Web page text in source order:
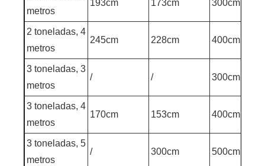
metros
193cm 173cm 300cm
2 toneladas, 4
metros
245cm 228cm 400cm
3 toneladas, 3
metros
/ / 300cm
3 toneladas, 4
metros
170cm 153cm 400cm
3 toneladas, 5
metros
/ 300cm 500cm